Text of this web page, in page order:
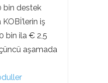
bin destek
iş
bin ila € 2,5
aşamada